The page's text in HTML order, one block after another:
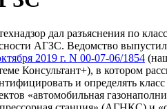
дал разъяснения по
АГЗС. Ведомство
2019 г. N 00-07-06/1854
Консультант+), в котором
и определять
«автомобильная